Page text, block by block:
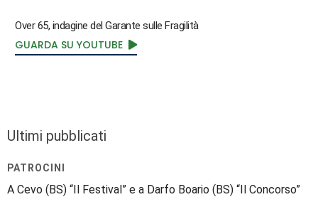
Over 65, indagine del Garante sulle Fragilità
GUARDA SU YOUTUBE
Ultimi pubblicati
PATROCINI
A Cevo (BS) “Il Festival” e a Darfo Boario (BS) “Il Concorso”